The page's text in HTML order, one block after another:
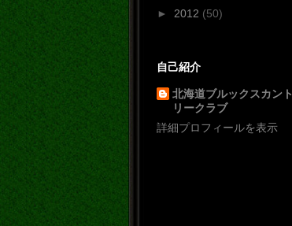
► 2012 (50)
自己紹介
北海道ブルックスカント
リークラブ
詳細プロフィールを表示